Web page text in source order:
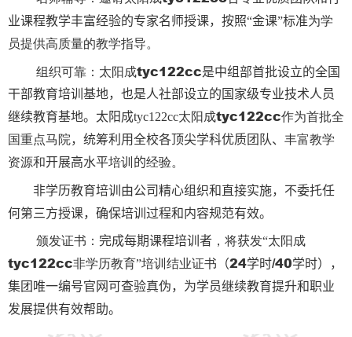
业课程教学丰富经验的专家名师授课，按照“金课”标准为学
员提供高质量的教学指导。
组织可靠‌：太阳成tyc122cc是中组部首批设立的全国
干部教育培训基地，也是人社部设立的国家级专业技术人员
继续教育基地。太阳成tyc122cc太阳成tyc122cc作为首批全
国重点马院， 统筹利用全校各顶尖学科优质团队、 丰富教学
资源和开展高水平培训的经验。
非学历教育培训由公司精心组织和直接实施，
不委托任
何第三方授课， 确保培训过程和内容规范有效。
颁发证书‌： 完成每期课程培训者，将获发“太阳成
tyc122cc非学历教育”培训结业证书 （24学时/40学时），
集团唯一编号官网可查验真伪，为学员继续教育提升和职业
发展提供有效帮助。